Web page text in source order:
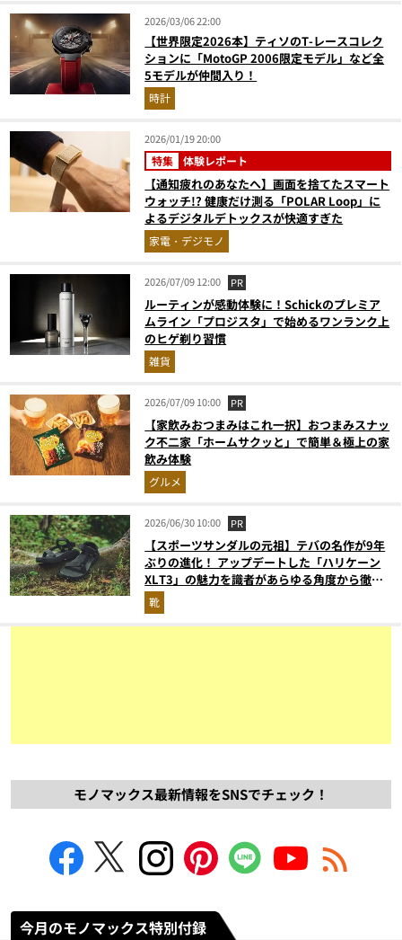
2026/03/06 22:00
【世界限定2026本】ティソのT-レースコレク
ションに「MotoGP 2006限定モデル」など全
5モデルが仲間入り！
時計
2026/01/19 20:00
特集 体験レポート
【通知疲れのあなたへ】画面を捨てたスマート
ウォッチ!? 健康だけ測る「POLAR Loop」に
よるデジタルデトックスが快適すぎた
家電・デジモノ
2026/07/09 12:00 PR
ルーティンが感動体験に！Schickのプレミア
ムライン「プロジスタ」で始めるワンランク上
のヒゲ剃り習慣
雑貨
2026/07/09 10:00 PR
【家飲みおつまみはこれ一択】おつまみスナッ
ク不二家「ホームサクッと」で簡単＆極上の家
飲み体験
グルメ
2026/06/30 10:00 PR
【スポーツサンダルの元祖】テバの名作が9年
ぶりの進化！ アップデートした「ハリケーン
XLT3」の魅力を識者があらゆる角度から徹底
解説！
靴
モノマックス最新情報をSNSでチェック！
今月のモノマックス特別付録